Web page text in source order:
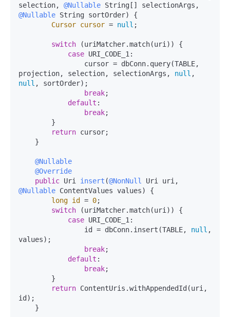
selection, @Nullable
@Nullable String sortOrder)
{
Cursor cursor = null ;
switch (uriMatcher.match(uri)) {
case URI_CODE_1:
projection, selection, selectionArgs, null
null , sortOrder);
break;
default :
break;
return cursor;
@Nullable
@Override
public Uri insert (@NonNull
@Nullable ContentValues values)
{
long id = 0;
switch (uriMatcher.match(uri)) {
case URI_CODE_1:
                id = dbConn.insert(TABLE,
null ,
values);
break;
default :
break;
return ContentUris.withAppendedId(uri,
id);